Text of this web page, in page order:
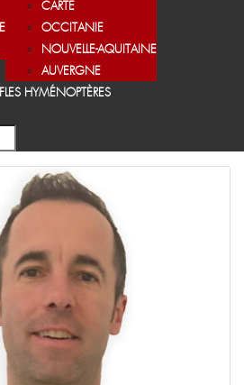
CARTE
OCCITANIE
NOUVELLE-AQUITAINE
AUVERGNE
LES HYMÉNOPTÈRES